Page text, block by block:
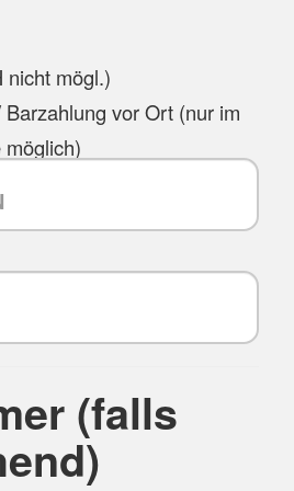
nicht mögl.)
vor Ort (nur im
(falls